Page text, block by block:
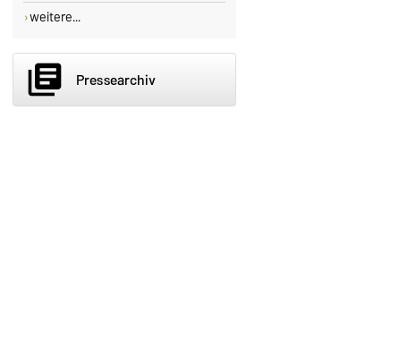
weitere...
library_books Pressearchiv